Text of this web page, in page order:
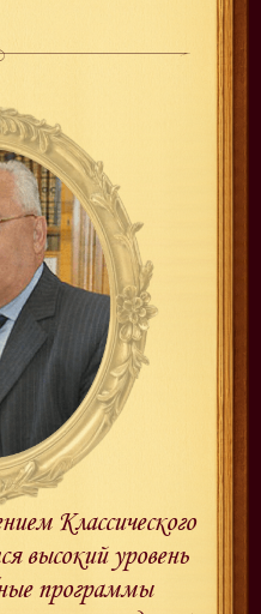
Классического
высокий уровень
программы